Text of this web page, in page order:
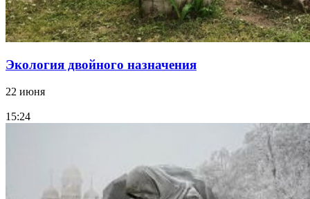
Экология двойного назначения
22 июня
15:24